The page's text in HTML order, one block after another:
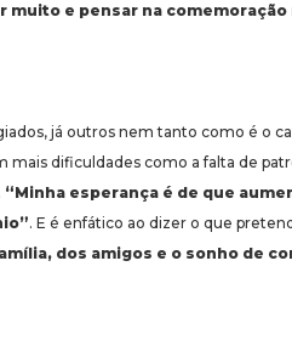
muito e pensar na comemoração
já outros nem tanto como é o
dificuldades como a falta de
“Minha esperança é de que
. E é enfático ao dizer o que
dos amigos e o sonho de